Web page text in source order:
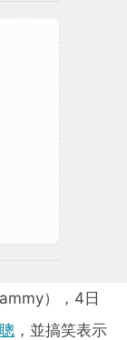
），4日
，並搞笑表示